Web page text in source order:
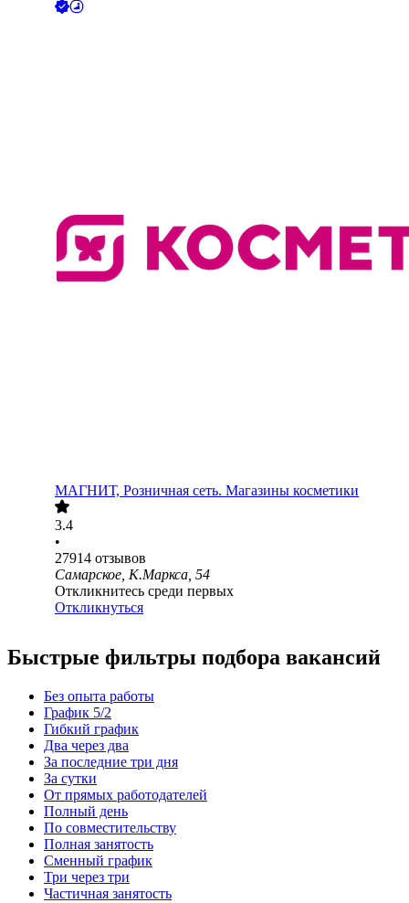
МАГНИТ, Розничная сеть. Магазины косметики
3.4
•
27914 отзывов
Самарское, К.Маркса, 54
Откликнитесь среди первых
Откликнуться
Быстрые фильтры подбора вакансий
Без опыта работы
График 5/2
Гибкий график
Два через два
За последние три дня
За сутки
От прямых работодателей
Полный день
По совместительству
Полная занятость
Сменный график
Три через три
Частичная занятость